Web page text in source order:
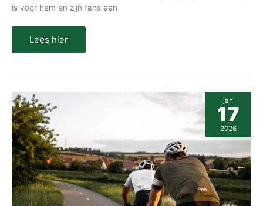
is voor hem en zijn fans een
Lees hier
Het
woonavontuur
van
Fietje
Bruijn
bij
vtwonen
jan
17
2026